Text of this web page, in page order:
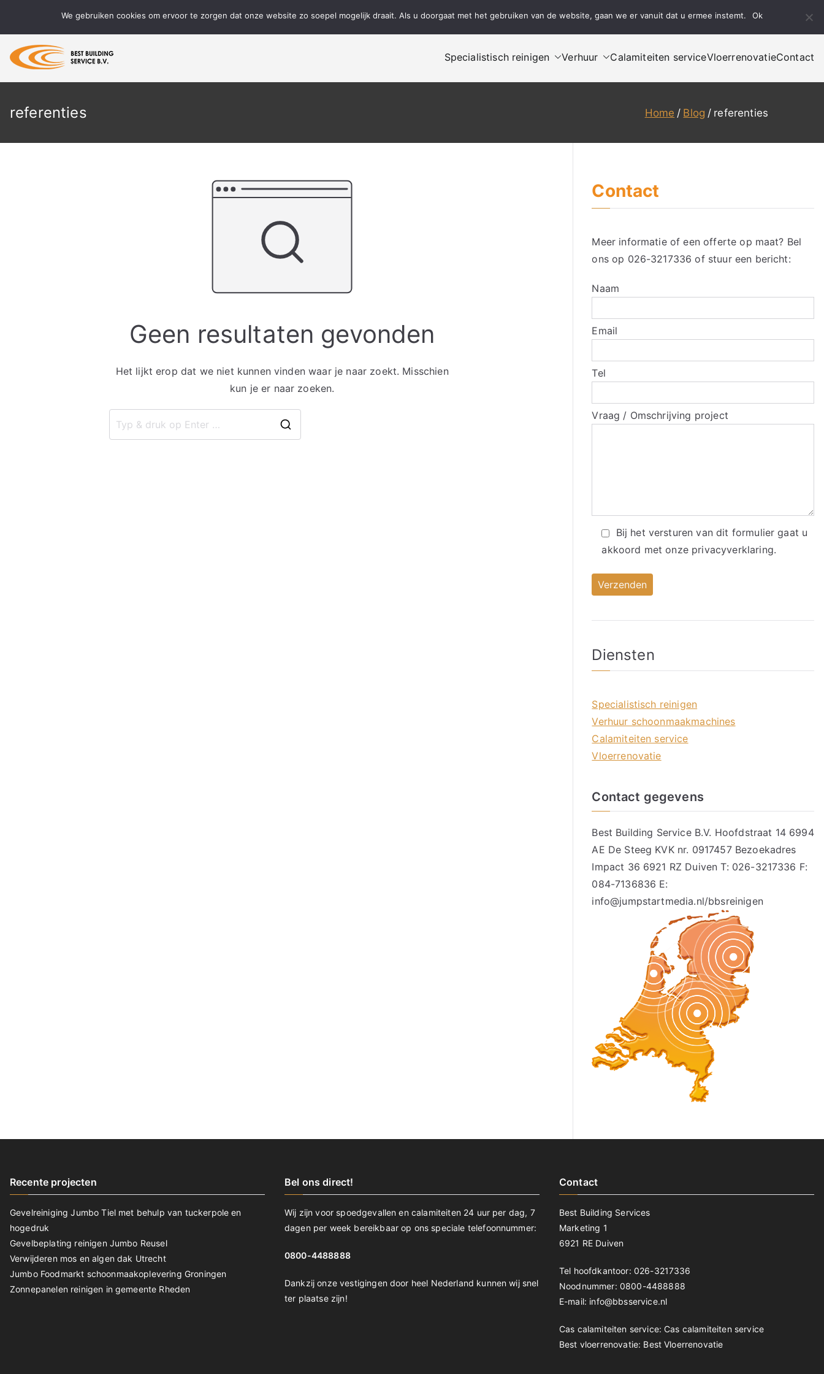
inhoud
Bel ons Mail ons
Meer dan 15 jaar ervaring in specialistisch reinigen, renovatie en onderhoud!
Specialistisch reinigen Verhuur Calamiteiten serviceVloerrenovatieContact
referenties Home Blog referenties
Geen resultaten gevonden
Het lijkt erop dat we niet kunnen vinden waar je naar zoekt. Misschien
kun je er naar zoeken.
Contact
Meer informatie of een offerte op maat? Bel
ons op 026-3217336 of stuur een bericht:
Naam
Email
Tel
Vraag / Omschrijving project
Bij het versturen van dit formulier gaat u
akkoord met onze privacyverklaring.
Diensten
Specialistisch reinigen
Verhuur schoonmaakmachines
Calamiteiten service
Vloerrenovatie
Contact gegevens
Best Building Service B.V. Hoofdstraat 14 6994
AE De Steeg KVK nr. 0917457 Bezoekadres
Impact 36 6921 RZ Duiven T: 026-3217336 F:
084-7136836 E:
info@jumpstartmedia.nl/bbsreinigen
Recente projecten
Gevelreiniging Jumbo Tiel met behulp van tuckerpole en
hogedruk
Gevelbeplating reinigen Jumbo Reusel
Verwijderen mos en algen dak Utrecht
Jumbo Foodmarkt schoonmaakoplevering Groningen
Zonnepanelen reinigen in gemeente Rheden
Bel ons direct!
Wij zijn voor spoedgevallen en calamiteiten 24 uur per dag, 7
dagen per week bereikbaar op ons speciale telefoonnummer:
0800-4488888
Dankzij onze vestigingen door heel Nederland kunnen wij snel
ter plaatse zijn!
Contact
Best Building Services
Marketing 1
6921 RE Duiven
Tel hoofdkantoor: 026-3217336
Noodnummer: 0800-4488888
E-mail: info@bbsservice.nl
Cas calamiteiten service: Cas calamiteiten service
Best vloerrenovatie: Best Vloerrenovatie
We gebruiken cookies om ervoor te zorgen dat onze website zo soepel mogelijk draait. Als u doorgaat met het gebruiken van de website, gaan we er vanuit dat u ermee instemt. Ok